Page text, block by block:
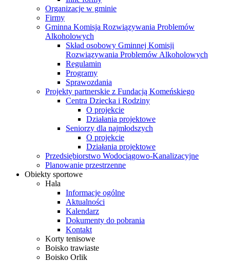
Organizacje w gminie
Firmy
Gminna Komisja Rozwiązywania Problemów
Alkoholowych
Skład osobowy Gminnej Komisji
Rozwiązywania Problemów Alkoholowych
Regulamin
Programy
Sprawozdania
Projekty partnerskie z Fundacją Komeńskiego
Centra Dziecka i Rodziny
O projekcie
Działania projektowe
Seniorzy dla najmłodszych
O projekcie
Działania projektowe
Przedsiębiorstwo Wodociągowo-Kanalizacyjne
Planowanie przestrzenne
Obiekty sportowe
Hala
Informacje ogólne
Aktualności
Kalendarz
Dokumenty do pobrania
Kontakt
Korty tenisowe
Boisko trawiaste
Boisko Orlik